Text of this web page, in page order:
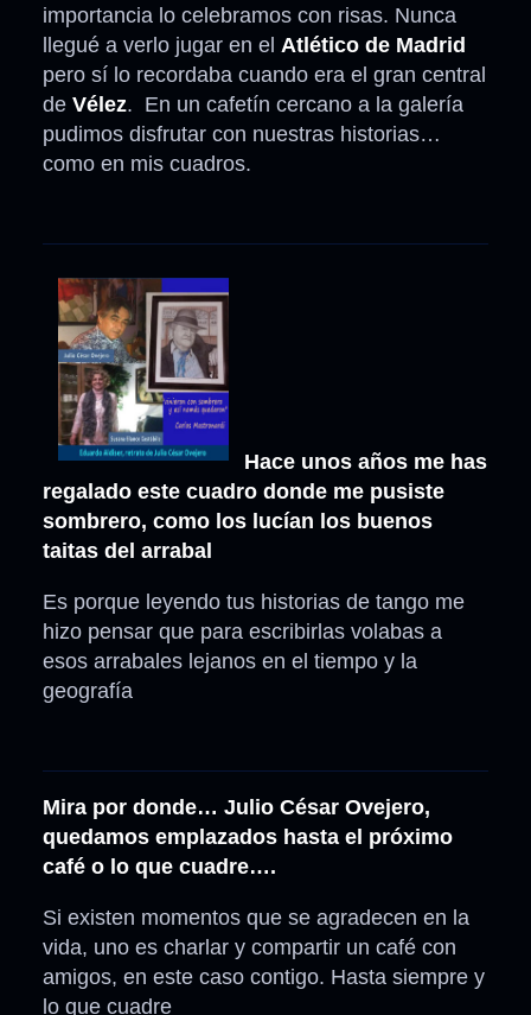
importancia lo celebramos con risas. Nunca
llegué a verlo jugar en el Atlético de Madrid
pero sí lo recordaba cuando era el gran central
de Vélez. En un cafetín cercano a la galería
pudimos disfrutar con nuestras historias…
como en mis cuadros.
Hace unos años me has
regalado este cuadro donde me pusiste
sombrero, como los lucían los buenos
taitas del arrabal
Es porque leyendo tus historias de tango me
hizo pensar que para escribirlas volabas a
esos arrabales lejanos en el tiempo y la
geografía
Mira por donde… Julio César Ovejero,
quedamos emplazados hasta el próximo
café o lo que cuadre….
Si existen momentos que se agradecen en la
vida, uno es charlar y compartir un café con
amigos, en este caso contigo. Hasta siempre y
lo que cuadre